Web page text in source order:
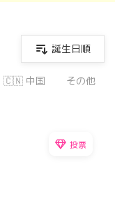
誕生日順
🇨🇳 中国 その他
投票